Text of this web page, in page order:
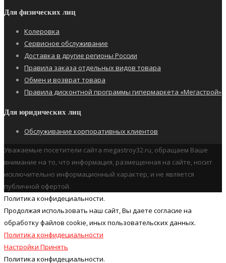
Для физических лиц
Колеровка
Сервисное обслуживание
Доставка в другие регионы России
Правила заказа отдельных видов товара
Обмен и возврат товара
Правила дисконтной программы гипермаркета «Мегастрой»
Для юридических лиц
Обслуживание корпоративных клиентов
Уважаемые посетители сайта megastroy32.ru, обращаем Ваше
внимание на то, что информация, размещенная на сайте, носит
исключительно информационный характер, и не является
публичной офертой.
Политика конфидециальности.
Продолжая использовать наш cайт, Вы даете согласие на
обработку файлов cookie, иных пользовательских данных.
Политика конфидециальности
Настройки Принять
Политика конфидециальности.